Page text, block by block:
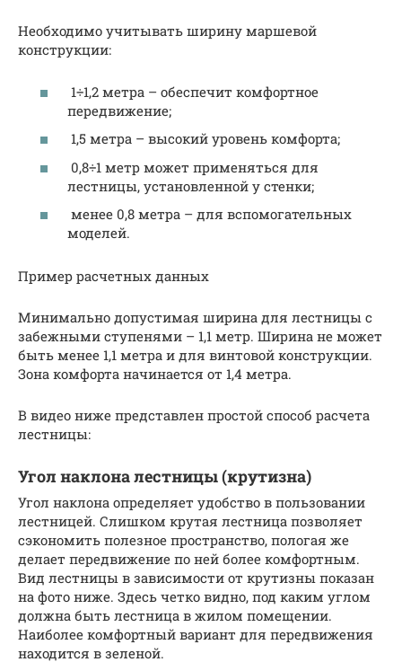
Необходимо учитывать ширину маршевой
конструкции:
1÷1,2 метра – обеспечит комфортное
передвижение;
1,5 метра – высокий уровень комфорта;
0,8÷1 метр может применяться для
лестницы, установленной у стенки;
менее 0,8 метра – для вспомогательных
моделей.
Пример расчетных данных
Минимально допустимая ширина для лестницы с
забежными ступенями – 1,1 метр. Ширина не может
быть менее 1,1 метра и для винтовой конструкции.
Зона комфорта начинается от 1,4 метра.
В видео ниже представлен простой способ расчета
лестницы:
Угол наклона лестницы (крутизна)
Угол наклона определяет удобство в пользовании
лестницей. Слишком крутая лестница позволяет
сэкономить полезное пространство, пологая же
делает передвижение по ней более комфортным.
Вид лестницы в зависимости от крутизны показан
на фото ниже. Здесь четко видно, под каким углом
должна быть лестница в жилом помещении.
Наиболее комфортный вариант для передвижения
находится в зеленой.